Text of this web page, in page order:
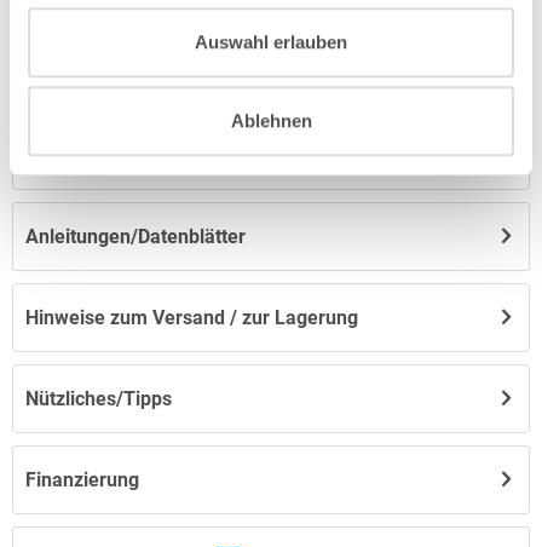
Auswahl erlauben
Ablehnen
Produktbeschreibung
Finanzierung
Herstellerangaben
Anleitungen/Datenblätter
Hinweise zum Versand / zur Lagerung
Nützliches/Tipps